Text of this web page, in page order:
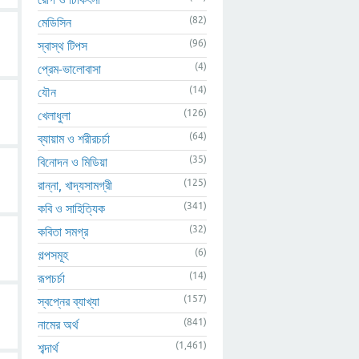
মেডিসিন (82)
স্বাস্থ টিপস (96)
প্রেম-ভালোবাসা (4)
যৌন (14)
খেলাধুলা (126)
ব্যায়াম ও শরীরচর্চা (64)
বিনোদন ও মিডিয়া (35)
রান্না, খাদ্যসামগ্রী (125)
কবি ও সাহিত্যিক (341)
কবিতা সমগ্র (32)
গল্পসমূহ (6)
রূপচর্চা (14)
স্বপ্নের ব্যাখ্যা (157)
নামের অর্থ (841)
শব্দার্থ (1,461)